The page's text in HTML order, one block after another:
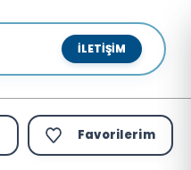
İLETIŞIM
Favorilerim